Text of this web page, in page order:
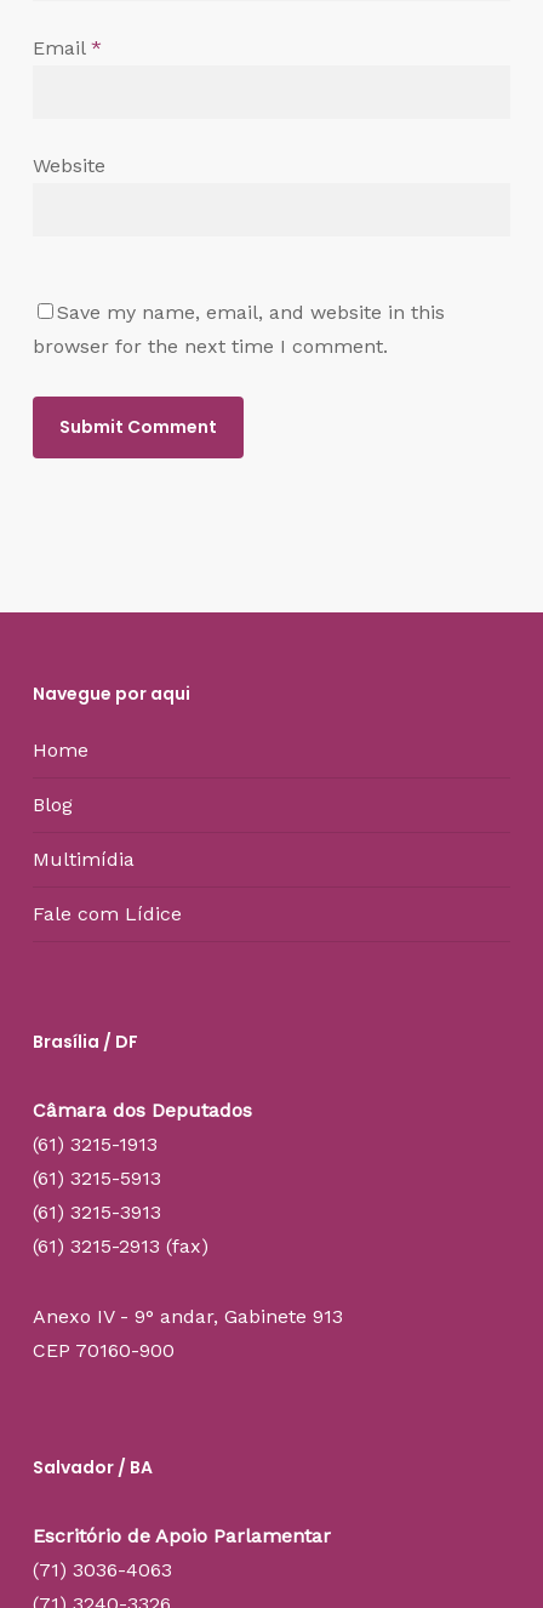
Email *
Website
Save my name, email, and website in this
browser for the next time I comment.
Navegue por aqui
Home
Blog
Multimídia
Fale com Lídice
Brasília / DF
Câmara dos Deputados
(61) 3215-1913
(61) 3215-5913
(61) 3215-3913
(61) 3215-2913 (fax)
Anexo IV - 9° andar, Gabinete 913
CEP 70160-900
Salvador / BA
Escritório de Apoio Parlamentar
(71) 3036-4063